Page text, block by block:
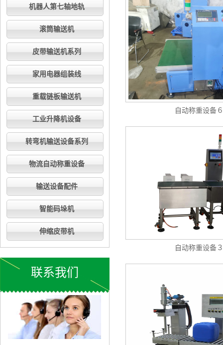
自动称重设备６
自动称重设备３
机器人第七轴地轨
滚筒输送机
皮带输送机系列
家用电器组装线
重载链板输送机
工业升降机设备
转弯机输送设备系列
物流自动称重设备
输送设备配件
智能码垛机
伸缩皮带机
联系我们